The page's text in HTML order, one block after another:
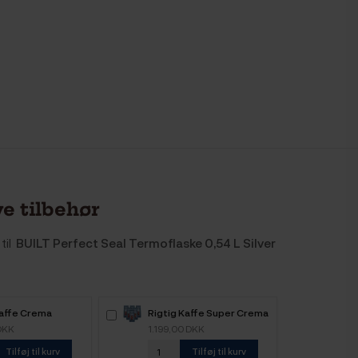
tilbehør
BUILT Perfect Seal Termoflaske 0,54 L Silver
Crema
Hele
Tilføj til kurv
Rigtig Kaffe Super Crema
6kg Hele kaffebønner
1.199,00 DKK
Tilføj til kurv